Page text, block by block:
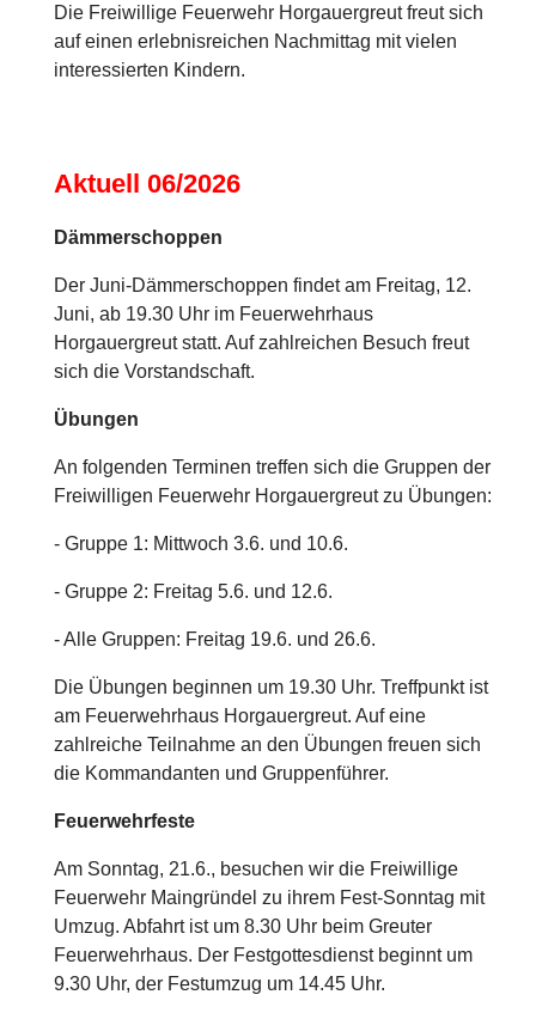
Die Freiwillige Feuerwehr Horgauergreut freut sich
auf einen erlebnisreichen Nachmittag mit vielen
interessierten Kindern.
Aktuell 06/2026
Dämmerschoppen
Der Juni-Dämmerschoppen findet am Freitag, 12.
Juni, ab 19.30 Uhr im Feuerwehrhaus
Horgauergreut statt. Auf zahlreichen Besuch freut
sich die Vorstandschaft.
Übungen
An folgenden Terminen treffen sich die Gruppen der
Freiwilligen Feuerwehr Horgauergreut zu Übungen:
- Gruppe 1: Mittwoch 3.6. und 10.6.
- Gruppe 2: Freitag 5.6. und 12.6.
- Alle Gruppen: Freitag 19.6. und 26.6.
Die Übungen beginnen um 19.30 Uhr. Treffpunkt ist
am Feuerwehrhaus Horgauergreut. Auf eine
zahlreiche Teilnahme an den Übungen freuen sich
die Kommandanten und Gruppenführer.
Feuerwehrfeste
Am Sonntag, 21.6., besuchen wir die Freiwillige
Feuerwehr Maingründel zu ihrem Fest-Sonntag mit
Umzug. Abfahrt ist um 8.30 Uhr beim Greuter
Feuerwehrhaus. Der Festgottesdienst beginnt um
9.30 Uhr, der Festumzug um 14.45 Uhr.